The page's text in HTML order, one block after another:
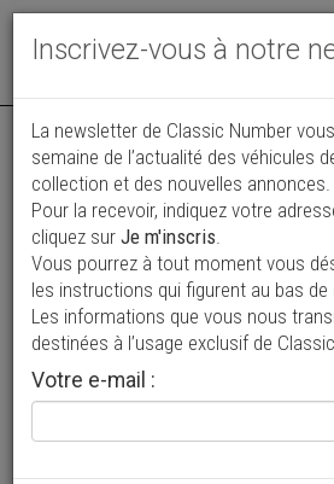
Vos annonces
plus de 4 millions de
Ajouter une
> Rechercher un véhicule
Inscrivez-vous à notre
La newsletter de Classic Number
semaine de l’actualité des véhicules
collection et des nouvelles annonces.
Pour la recevoir, indiquez votre
cliquez sur Je m'inscris.
Vous pourrez à tout moment vous
les instructions qui figurent au bas
Les informations que vous nous
destinées à l’usage exclusif de
Votre e-mail :